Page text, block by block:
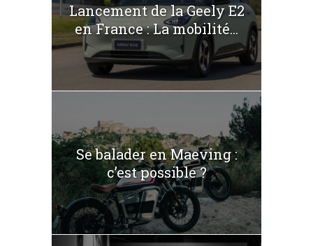
Lancement de la Geely E2
en France : La mobilité...
Se balader en Maeving :
c’est possible ?